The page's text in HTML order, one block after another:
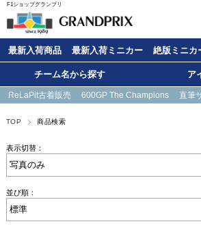
F1ショップグランプリ
最新入荷商品 最新入荷ミニカー 絶版ミニカ
チーム名から探す ア
ReLaPit古着販売 600GP The Champions 直筆
TOP 商品検索
表示切替：
並び順：